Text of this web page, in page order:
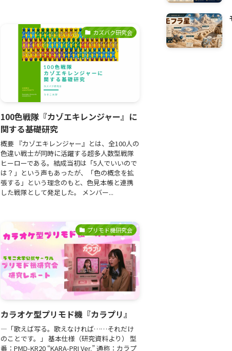
カズバク研究会
100色戦隊『カゾエキレンジャー』に
関する基礎研究
概要 『カゾエキレンジャー』とは、全100人の
色違い戦士が同時に活躍する超多人数型戦隊
ヒーローである。結成当初は「5人でいいので
は？」という声もあったが、「色の概念を拡
張する」という理念のもと、色見本帳と連携
した戦隊として発足した。 メンバー...
プリモド機研究会
カラオケ型プリモド機『カラプリ』
―「歌えば写る。歌えなければ……それだけ
のことです。」 基本仕様（研究資料より） 型
番：PMD-KR20 “KARA-PRI Ver.” 通称：カラプ